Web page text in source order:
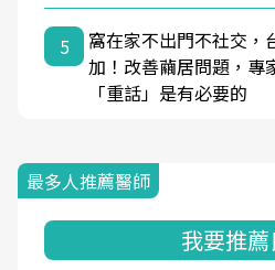
5
窩在家不出門不社交，
加！改善繭居問題，專
「重話」是有必要的
最多人推薦醫師
我要推